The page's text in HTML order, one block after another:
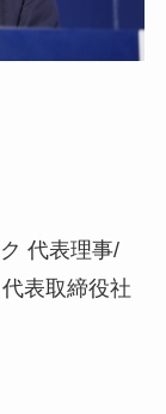
代表理事/
表取締役社